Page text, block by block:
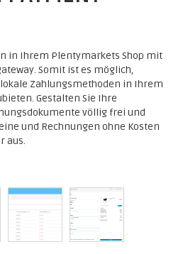
in Ihrem Plentymarkets Shop mit
Somit ist es möglich,
Zahlungsmethoden in Ihrem
Gestalten Sie Ihre
völlig frei und
und Rechnungen ohne Kosten
aus.